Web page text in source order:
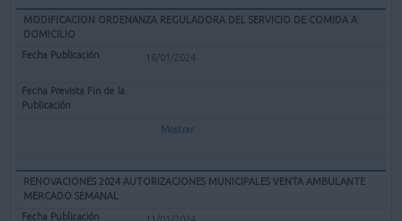
MODIFICACION ORDENANZA REGULADORA DEL SERVICIO DE COMIDA A
DOMICILIO
18/01/2024
Mostrar
RENOVACIONES 2024 AUTORIZACIONES MUNICIPALES VENTA AMBULANTE
MERCADO SEMANAL